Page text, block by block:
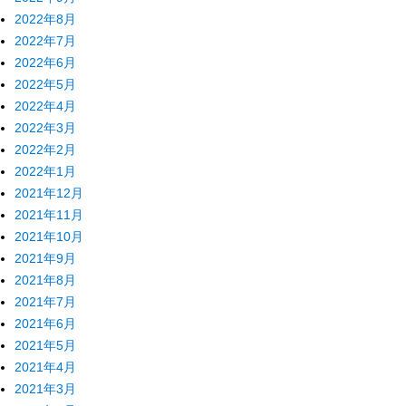
2022年8月
2022年7月
2022年6月
2022年5月
2022年4月
2022年3月
2022年2月
2022年1月
2021年12月
2021年11月
2021年10月
2021年9月
2021年8月
2021年7月
2021年6月
2021年5月
2021年4月
2021年3月